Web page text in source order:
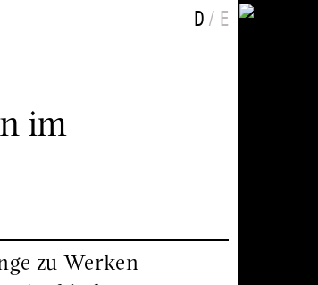
Sprache auswählen
Deutsch
English
im
zu Werken